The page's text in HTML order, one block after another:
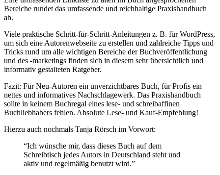
Bereiche rundet das umfassende und reichhaltige Praxishandbuch
ab.
Viele praktische Schritt-für-Schritt-Anleitungen z. B. für WordPress,
um sich eine Autorenwebseite zu erstellen und zahlreiche Tipps und
Tricks rund um alle wichtigen Bereiche der Buchveröffentlichung
und des -marketings finden sich in diesem sehr übersichtlich und
informativ gestalteten Ratgeber.
Fazit: Für Neu-Autoren ein unverzichtbares Buch, für Profis ein
nettes und informatives Nachschlagewerk. Das Praxishandbuch
sollte in keinem Buchregal eines lese- und schreibaffinen
Buchliebhabers fehlen. Absolute Lese- und Kauf-Empfehlung!
Hierzu auch nochmals Tanja Rörsch im Vorwort:
“Ich wünsche mir, dass dieses Buch auf dem
Schreibtisch jedes Autors in Deutschland steht und
aktiv und regelmäßig benutzt wird.”